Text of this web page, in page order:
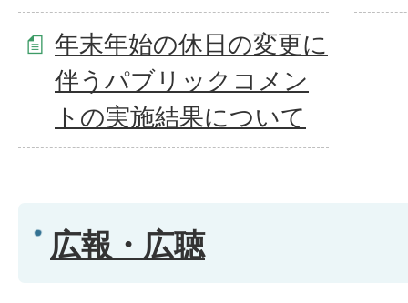
年末年始の休日の変更に
伴うパブリックコメン
トの実施結果について
広報・広聴